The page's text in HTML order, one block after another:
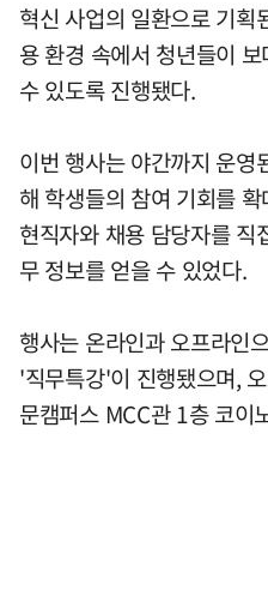
혁신 사업의 일환으로 기획
용 환경 속에서 청년들이
수 있도록 진행됐다.
이번 행사는 야간까지 운영
해 학생들의 참여 기회를
현직자와 채용 담당자를 직
무 정보를 얻을 수 있었다.
행사는 온라인과 오프라인
'직무특강'이 진행됐으며,
문캠퍼스 MCC관 1층 코이